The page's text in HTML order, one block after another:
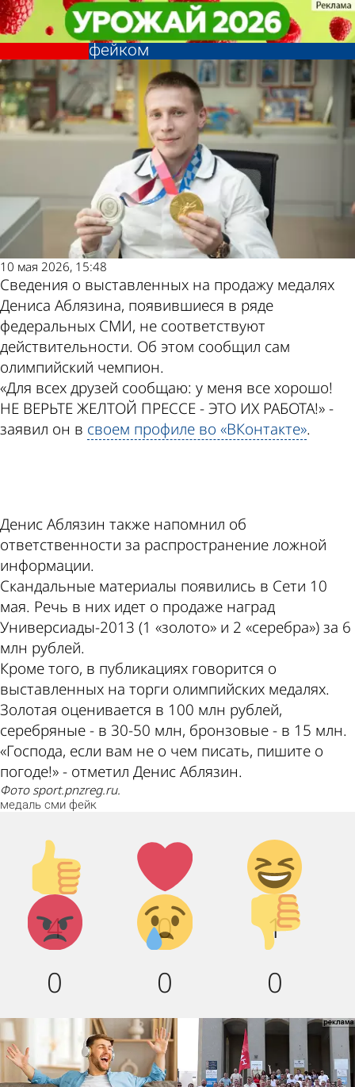
Новости о продаже медалей
Дениса Аблязина оказались
фейком
Спорт
10 мая 2026, 15:48
Сведения о выставленных на продажу медалях
Дениса Аблязина, появившиеся в ряде
федеральных СМИ, не соответствуют
действительности. Об этом сообщил сам
олимпийский чемпион.
«Для всех друзей сообщаю: у меня все хорошо!
НЕ ВЕРЬТЕ ЖЕЛТОЙ ПРЕССЕ - ЭТО ИХ РАБОТА!» -
заявил он в своем профиле во «ВКонтакте».
Денис Аблязин также напомнил об
ответственности за распространение ложной
информации.
Скандальные материалы появились в Сети 10
мая. Речь в них идет о продаже наград
Универсиады-2013 (1 «золото» и 2 «серебра») за 6
млн рублей.
Кроме того, в публикациях говорится о
выставленных на торги олимпийских медалях.
Золотая оценивается в 100 млн рублей,
серебряные - в 30-50 млн, бронзовые - в 15 млн.
«Господа, если вам не о чем писать, пишите о
погоде!» - отметил Денис Аблязин.
Фото sport.pnzreg.ru.
медаль сми фейк
Палец
вверх!
4
Лайк!
0
Дикий
смех!
1
Агрессия!
0
Грусть :
(
0
Палец
вниз!
0
Новости о продаже медалей
Дениса Аблязина оказались
фейком
Спорт
Другие новости по
теме
Погода и курсы
валют в Пензе